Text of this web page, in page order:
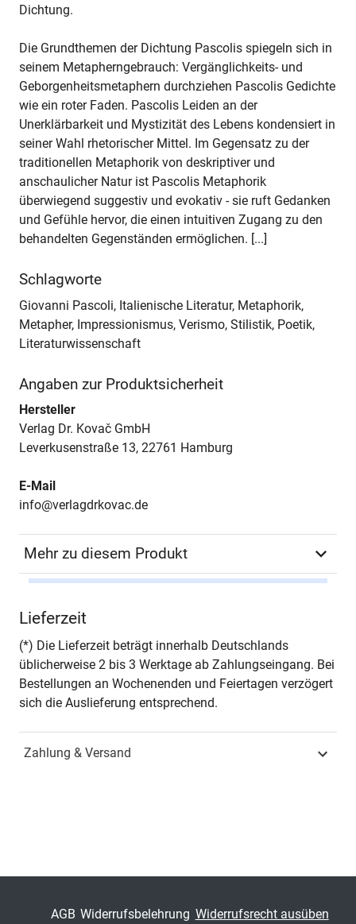
Dichtung.
Die Grundthemen der Dichtung Pascolis spiegeln sich in
seinem Metapherngebrauch: Vergänglichkeits- und
Geborgenheitsmetaphern durchziehen Pascolis Gedichte
wie ein roter Faden. Pascolis Leiden an der
Unerklärbarkeit und Mystizität des Lebens kondensiert in
seiner Wahl rhetorischer Mittel. Im Gegensatz zu der
traditionellen Metaphorik von deskriptiver und
anschaulicher Natur ist Pascolis Metaphorik
überwiegend suggestiv und evokativ - sie ruft Gedanken
und Gefühle hervor, die einen intuitiven Zugang zu den
behandelten Gegenständen ermöglichen. [...]
Schlagworte
Giovanni Pascoli, Italienische Literatur, Metaphorik,
Metapher, Impressionismus, Verismo, Stilistik, Poetik,
Literaturwissenschaft
Angaben zur Produktsicherheit
Hersteller
Verlag Dr. Kovač GmbH
Leverkusenstraße 13, 22761 Hamburg
E-Mail
info@verlagdrkovac.de
Mehr zu diesem Produkt
Seiten 236
Jahr Hamburg 1998
Schriftenreihe
Lieferzeit
(*) Die Lieferzeit beträgt innerhalb Deutschlands
üblicherweise 2 bis 3 Werktage ab Zahlungseingang. Bei
Bestellungen an Wochenenden und Feiertagen verzögert
sich die Auslieferung entsprechend.
Zahlung & Versand
AGB Widerrufsbelehrung Widerrufsrecht ausüben